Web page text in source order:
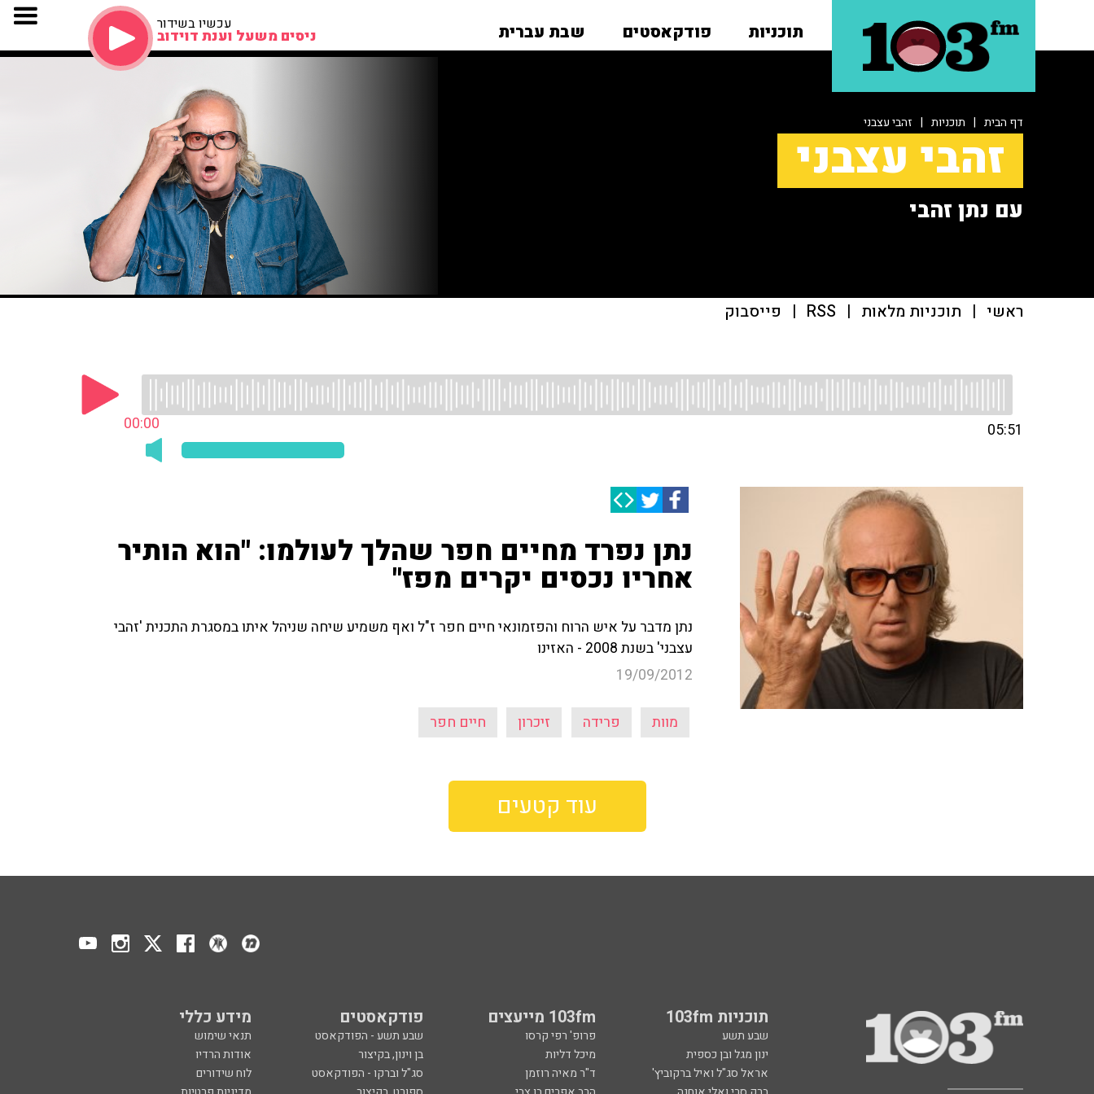
תוכניות פודקאסטים שבת עברית עכשיו בשידור
ניסים משעל וענת דוידוב
דף הבית | תוכניות | זהבי עצבני
זהבי עצבני
עם נתן זהבי
ראשי | תוכניות מלאות |
RSS
| פייסבוק
00:00 05:51
נתן נפרד מחיים חפר שהלך לעולמו: "הוא הותיר
אחריו נכסים יקרים מפז"
נתן מדבר על איש הרוח והפזמונאי חיים חפר ז"ל ואף משמיע שיחה שניהל איתו במסגרת התכנית 'זהבי
עצבני' בשנת 2008 - האזינו
19/09/2012
מוות פרידה זיכרון חיים חפר
עוד קטעים
תוכניות 103fm 103fm מייעצים פודקאסטים מידע כללי
שבע תשע פרופ' רפי קרסו שבע תשע - הפודקאסט
תנאי שימוש
ינון מגל ובן כספית
מיכל דליות בן וינון, בקיצור
אודות הרדיו
אראל סג"ל ואיל ברקוביץ'
ד"ר מאיה רוזמן סג"ל וברקו - הפודקאסט
לוח שידורים